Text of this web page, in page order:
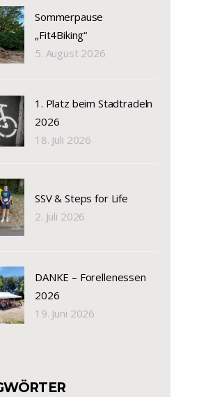
Sommerpause
„Fit4Biking“
5. August 2026
1. Platz beim Stadtradeln
2026
18. Juli 2026
SSV & Steps for Life
2. Juli 2026
DANKE – Forellenessen
2026
19. Juni 2026